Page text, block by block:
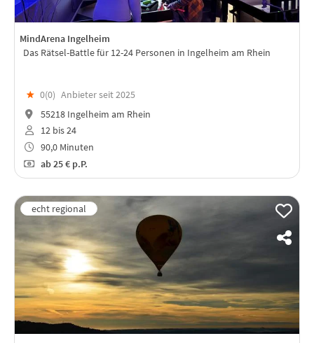
MindArena Ingelheim
Das Rätsel-Battle für 12-24 Personen in Ingelheim am Rhein
★ 0(0) Anbieter seit 2025
55218 Ingelheim am Rhein
12 bis 24
90,0 Minuten
ab25 € p.P.